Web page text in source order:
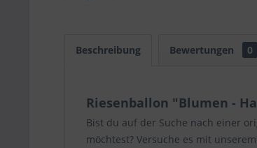
Beschreibung Bewertungen 0
Riesenballon "Blumen -
Bist du auf der Suche nach einer
möchtest? Versuche es mit